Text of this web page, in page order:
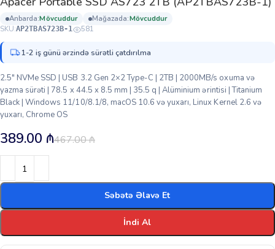
anbarda: mövcuddur mağazada:
mövcuddur
SKU:AP2TBAS723B-1 581
1-2 iş günü ərzində sürətli çatdırılma
2.5″ NVMe SSD | USB 3.2 Gen 2×2 Type-C | 2TB | 2000MB/s oxuma və
yazma sürəti | 78.5 x 44.5 x 8.5 mm | 35.5 q | Alüminium ərintisi | Titanium
Black | Windows 11/10/8.1/8, macOS 10.6 və yuxarı, Linux Kernel 2.6 və
yuxarı, Chrome OS
467.00₼
389.00 ₼
Səbətə Əlavə Et
İndi Al